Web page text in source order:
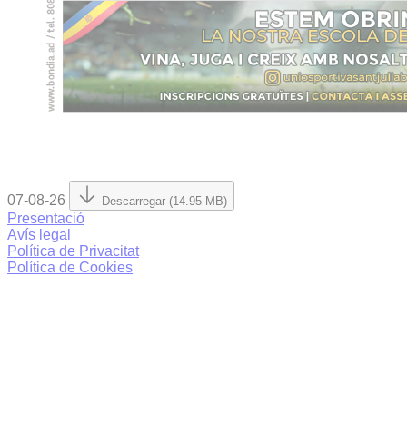
07-08-26 Descarregar (14.95 MB)
Presentació
Avís legal
Política de Privacitat
Política de Cookies